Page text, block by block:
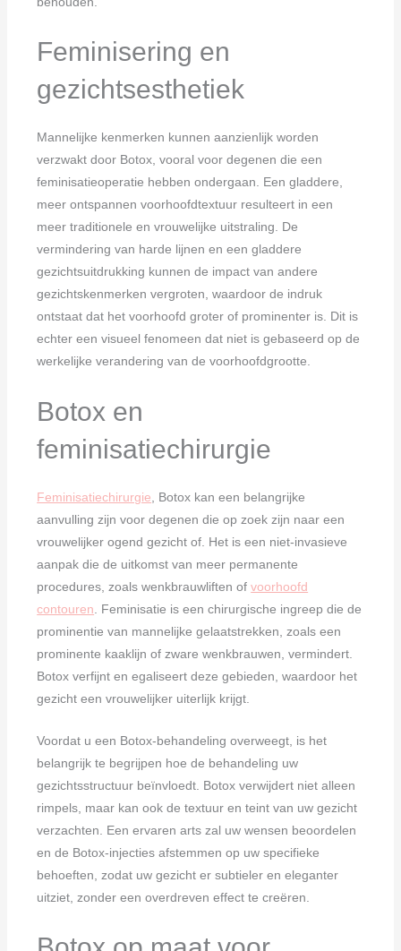
Feminisering en
gezichtsesthetiek
Mannelijke kenmerken kunnen aanzienlijk worden
verzwakt door Botox, vooral voor degenen die een
feminisatieoperatie hebben ondergaan. Een gladdere,
meer ontspannen voorhoofdtextuur resulteert in een
meer traditionele en vrouwelijke uitstraling. De
vermindering van harde lijnen en een gladdere
gezichtsuitdrukking kunnen de impact van andere
gezichtskenmerken vergroten, waardoor de indruk
ontstaat dat het voorhoofd groter of prominenter is. Dit is
echter een visueel fenomeen dat niet is gebaseerd op de
werkelijke verandering van de voorhoofdgrootte.
Botox en
feminisatiechirurgie
Feminisatiechirurgie , Botox kan een belangrijke
aanvulling zijn voor degenen die op zoek zijn naar een
vrouwelijker ogend gezicht of. Het is een niet-invasieve
aanpak die de uitkomst van meer permanente
procedures, zoals wenkbrauwliften ofvoorhoofd
contouren . Feminisatie is een chirurgische ingreep die de
prominentie van mannelijke gelaatstrekken, zoals een
prominente kaaklijn of zware wenkbrauwen, vermindert.
Botox verfijnt en egaliseert deze gebieden, waardoor het
gezicht een vrouwelijker uiterlijk krijgt.
Voordat u een Botox-behandeling overweegt, is het
belangrijk te begrijpen hoe de behandeling uw
gezichtsstructuur beïnvloedt. Botox verwijdert niet alleen
rimpels, maar kan ook de textuur en teint van uw gezicht
verzachten. Een ervaren arts zal uw wensen beoordelen
en de Botox-injecties afstemmen op uw specifieke
behoeften, zodat uw gezicht er subtieler en eleganter
uitziet, zonder een overdreven effect te creëren.